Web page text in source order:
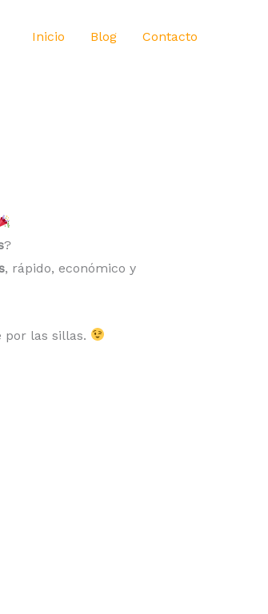
Inicio Blog Contacto
?
, rápido, económico y
las sillas.